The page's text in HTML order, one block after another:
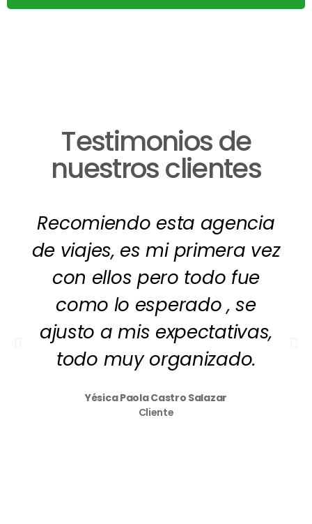
Testimonios de
nuestros clientes
Recomiendo esta agencia
de viajes, es mi primera vez
con ellos pero todo fue
como lo esperado , se
ajusto a mis expectativas,
todo muy organizado.
Yésica Paola Castro Salazar
Cliente